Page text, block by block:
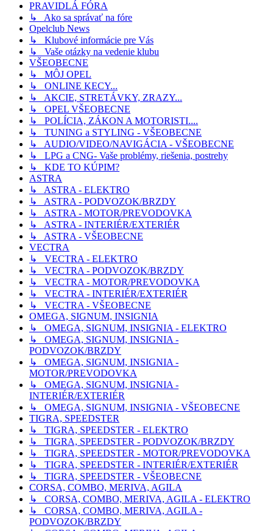
PRAVIDLÁ FÓRA
↳ Ako sa správať na fóre
Opelclub News
↳ Klubové informácie pre Vás
↳ Vaše otázky na vedenie klubu
VŠEOBECNE
↳ MÔJ OPEL
↳ ONLINE KECY...
↳ AKCIE, STRETÁVKY, ZRAZY...
↳ OPEL VŠEOBECNE
↳ POLÍCIA, ZÁKON A MOTORISTI....
↳ TUNING a STYLING - VŠEOBECNE
↳ AUDIO/VIDEO/NAVIGÁCIA - VŠEOBECNE
↳ LPG a CNG- Vaše problémy, riešenia, postrehy
↳ KDE TO KÚPIM?
ASTRA
↳ ASTRA - ELEKTRO
↳ ASTRA - PODVOZOK/BRZDY
↳ ASTRA - MOTOR/PREVODOVKA
↳ ASTRA - INTERIÉR/EXTERIÉR
↳ ASTRA - VŠEOBECNE
VECTRA
↳ VECTRA - ELEKTRO
↳ VECTRA - PODVOZOK/BRZDY
↳ VECTRA - MOTOR/PREVODOVKA
↳ VECTRA - INTERIÉR/EXTERIÉR
↳ VECTRA - VŠEOBECNE
OMEGA, SIGNUM, INSIGNIA
↳ OMEGA, SIGNUM, INSIGNIA - ELEKTRO
↳ OMEGA, SIGNUM, INSIGNIA -
PODVOZOK/BRZDY
↳ OMEGA, SIGNUM, INSIGNIA -
MOTOR/PREVODOVKA
↳ OMEGA, SIGNUM, INSIGNIA -
INTERIÉR/EXTERIÉR
↳ OMEGA, SIGNUM, INSIGNIA - VŠEOBECNE
TIGRA, SPEEDSTER
↳ TIGRA, SPEEDSTER - ELEKTRO
↳ TIGRA, SPEEDSTER - PODVOZOK/BRZDY
↳ TIGRA, SPEEDSTER - MOTOR/PREVODOVKA
↳ TIGRA, SPEEDSTER - INTERIÉR/EXTERIÉR
↳ TIGRA, SPEEDSTER - VŠEOBECNE
CORSA, COMBO, MERIVA, AGILA
↳ CORSA, COMBO, MERIVA, AGILA - ELEKTRO
↳ CORSA, COMBO, MERIVA, AGILA -
PODVOZOK/BRZDY